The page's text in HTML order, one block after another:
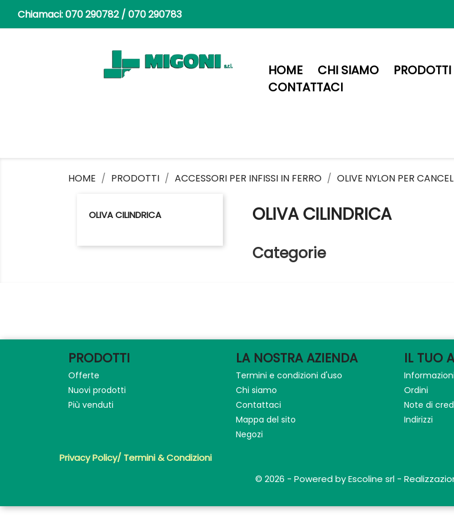
Chiamaci:070 290782 / 070 290783
HOME CHI SIAMO PRODOTTI
CONTATTACI
HOME PRODOTTI ACCESSORI PER INFISSI IN FERRO OLIVE NYLON PER
OLIVA CILINDRICA OLIVA CILINDRICA
Categorie
PRODOTTI
Offerte
Nuovi prodotti
Più venduti
LA NOSTRA AZIENDA
Termini e condizioni d'uso
Chi siamo
Contattaci
Mappa del sito
Negozi
IL TUO
Ordini
Note di
Indirizzi
Privacy Policy/ Termini & Condizioni
© 2026 - Powered by Escoline srl -